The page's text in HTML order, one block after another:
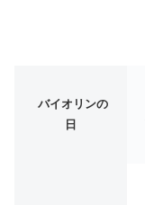
バイオリンの
日